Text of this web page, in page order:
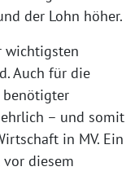
der Lohn höher.
wichtigsten
Auch für die
benötigter
– und somit
in MV. Ein
diesem